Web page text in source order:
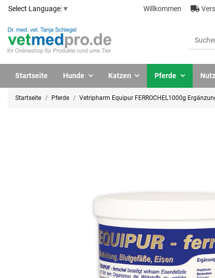
Select Language ▼ Willkommen
Hunde Katzen Pferde
Startseite
Startseite Pferde Vetripharm Equipur FERROCHEL1000g